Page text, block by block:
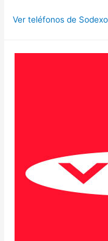
Ver teléfonos de Sodexo